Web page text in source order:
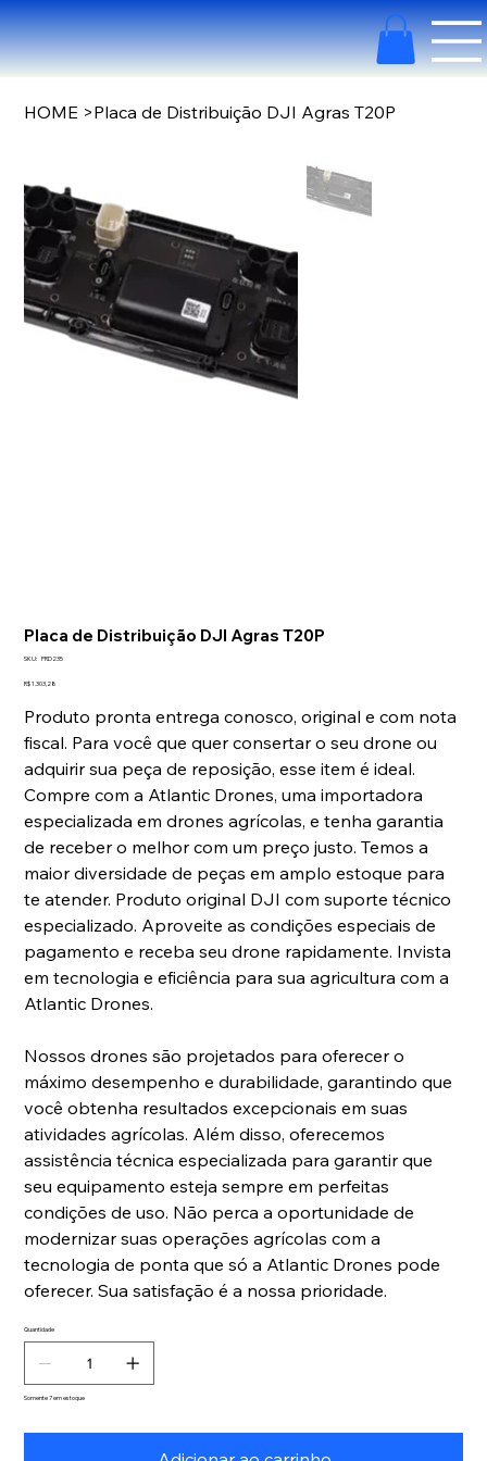
HOME >Placa de Distribuição DJI Agras T20P
Placa de Distribuição DJI Agras T20P
SKU: SKU
PRD235
Preço
R$ 1.303,28
Produto pronta entrega conosco, original e com nota
fiscal. Para você que quer consertar o seu drone ou
adquirir sua peça de reposição, esse item é ideal.
Compre com a Atlantic Drones, uma importadora
especializada em drones agrícolas, e tenha garantia
de receber o melhor com um preço justo. Temos a
maior diversidade de peças em amplo estoque para
te atender. Produto original DJI com suporte técnico
especializado. Aproveite as condições especiais de
pagamento e receba seu drone rapidamente. Invista
em tecnologia e eficiência para sua agricultura com a
Atlantic Drones.
Nossos drones são projetados para oferecer o
máximo desempenho e durabilidade, garantindo que
você obtenha resultados excepcionais em suas
atividades agrícolas. Além disso, oferecemos
assistência técnica especializada para garantir que
seu equipamento esteja sempre em perfeitas
condições de uso. Não perca a oportunidade de
modernizar suas operações agrícolas com a
tecnologia de ponta que só a Atlantic Drones pode
oferecer. Sua satisfação é a nossa prioridade.
Quantidade
Somente 7 em estoque